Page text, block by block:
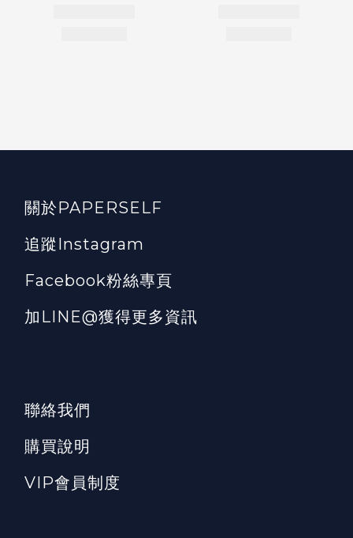
關於PAPERSELF
追蹤Instagram
Facebook粉絲專頁
加LINE@獲得更多資訊
聯絡我們
購買說明
VIP會員制度